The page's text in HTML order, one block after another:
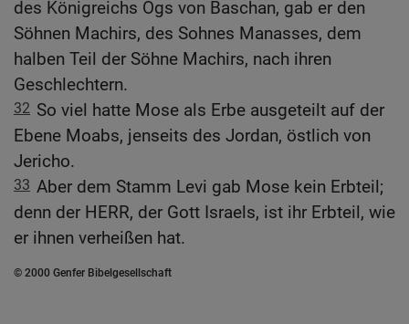
des Königreichs Ogs von Baschan, gab er den
Söhnen Machirs, des Sohnes Manasses, dem
halben Teil der Söhne Machirs, nach ihren
Geschlechtern.
32 So viel hatte Mose als Erbe ausgeteilt auf der
Ebene Moabs, jenseits des Jordan, östlich von
Jericho.
33 Aber dem Stamm Levi gab Mose kein Erbteil;
denn der HERR, der Gott Israels, ist ihr Erbteil, wie
er ihnen verheißen hat.
© 2000 Genfer Bibelgesellschaft